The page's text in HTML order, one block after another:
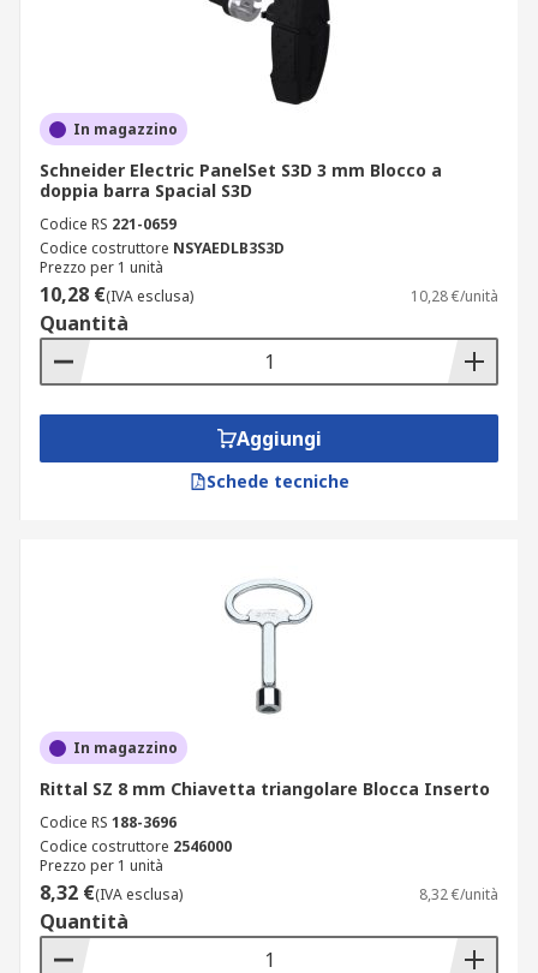
In magazzino
Schneider Electric PanelSet S3D 3 mm Blocco a
doppia barra Spacial S3D
Codice RS 221-0659
Codice costruttore NSYAEDLB3S3D
Prezzo per 1 unità
10,28 €(IVA esclusa) 10,28 €/unità
Quantità
Aggiungi
Schede tecniche
In magazzino
Rittal SZ 8 mm Chiavetta triangolare Blocca Inserto
Codice RS 188-3696
Codice costruttore 2546000
Prezzo per 1 unità
8,32 €(IVA esclusa) 8,32 €/unità
Quantità